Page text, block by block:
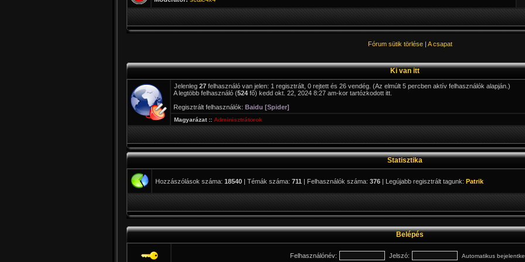
Fórum sütik törlése| A csapat
Ki van itt
Jelenleg 27 felhasználó van jelen: 1 regisztrált, 0 rejtett és 26 vendég. (Az elmúlt 5 percben aktív felhasználók alapján.)
A legtöbb felhasználó (524 fő) kedd okt. 22, 2024 8:27 am-kor tartózkodott itt.
Regisztrált felhasználók: Baidu [Spider]
Magyarázat :: Adminisztrátorok
Statisztika
Hozzászólások száma: 18540 | Témák száma: 711 | Felhasználók száma: 376 | Legújabb regisztrált tagunk: Patrik
Belépés
Felhasználónév: Jelszó: Automatikus